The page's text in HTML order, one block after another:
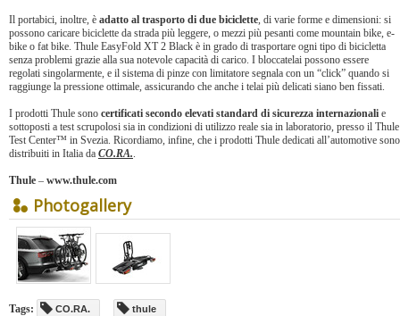
Il portabici, inoltre, è adatto al trasporto di due biciclette, di varie forme e dimensioni: si
possono caricare biciclette da strada più leggere, o mezzi più pesanti come mountain bike, e-
bike o fat bike. Thule EasyFold XT 2 Black è in grado di trasportare ogni tipo di bicicletta
senza problemi grazie alla sua notevole capacità di carico. I bloccatelai possono essere
regolati singolarmente, e il sistema di pinze con limitatore segnala con un “click” quando si
raggiunge la pressione ottimale, assicurando che anche i telai più delicati siano ben fissati.
I prodotti Thule sono certificati secondo elevati standard di sicurezza internazionali e
sottoposti a test scrupolosi sia in condizioni di utilizzo reale sia in laboratorio, presso il Thule
Test Center™ in Svezia. Ricordiamo, infine, che i prodotti Thule dedicati all’automotive sono
distribuiti in Italia da CO.RA..
Thule – www.thule.com
Photogallery
Tags: CO.RA. thule